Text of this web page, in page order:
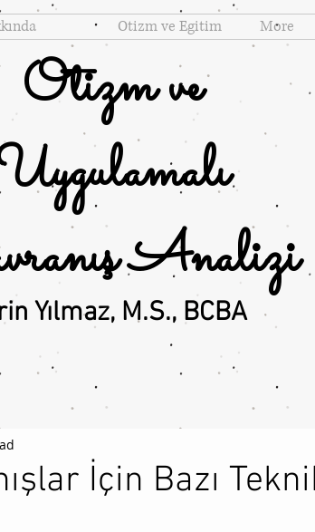
Otizm ve Egitim More
Otizm ve
Analizi
Yılmaz, M.S., BCBA
İçin Bazı